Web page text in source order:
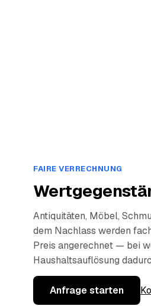
FAIRE VERRECHNUNG
Antiquitäten, Möbel,
dem Nachlass werden
Preis angerechnet — bei
Haushaltsauflösung
Anfrage starten